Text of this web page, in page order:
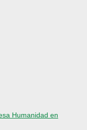
Humanidad en